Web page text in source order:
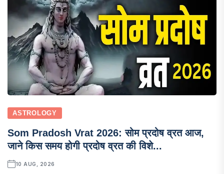
ASTROLOGY
Som Pradosh Vrat 2026: सोम प्रदोष व्रत आज,
जाने किस समय होगी प्रदोष व्रत की विशे...
10 AUG, 2026